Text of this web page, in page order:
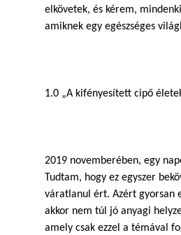
elkövetek, és kérem,
amiknek egy egészséges
1.0 „A kifényesített cipő
2019 novemberében, egy
Tudtam, hogy ez egyszer
váratlanul ért. Azért gyorsan
akkor nem túl jó anyagi
amely csak ezzel a témával